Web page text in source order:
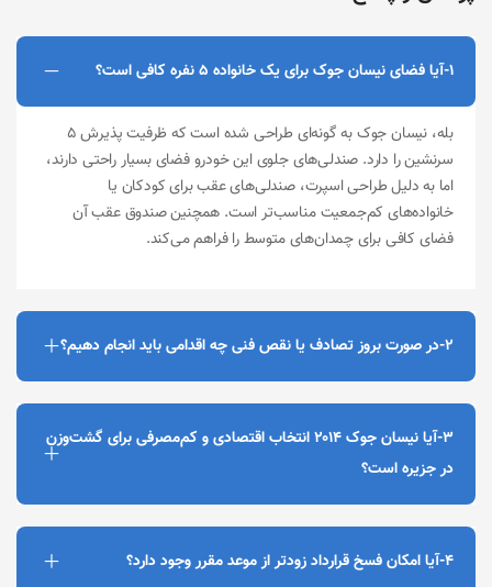
1-آیا فضای نیسان جوک برای یک خانواده ۵ نفره کافی است؟
بله، نیسان جوک به گونه‌ای طراحی شده است که ظرفیت پذیرش ۵
سرنشین را دارد. صندلی‌های جلوی این خودرو فضای بسیار راحتی دارند،
اما به دلیل طراحی اسپرت، صندلی‌های عقب برای کودکان یا
خانواده‌های کم‌جمعیت مناسب‌تر است. همچنین صندوق عقب آن
فضای کافی برای چمدان‌های متوسط را فراهم می‌کند.
2-در صورت بروز تصادف یا نقص فنی چه اقدامی باید انجام دهیم؟
3-آیا نیسان جوک ۲۰۱۴ انتخاب اقتصادی و کم‌مصرفی برای گشت‌وزن
در جزیره است؟
4-آیا امکان فسخ قرارداد زودتر از موعد مقرر وجود دارد؟